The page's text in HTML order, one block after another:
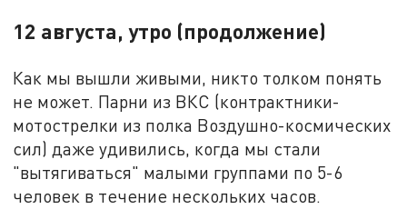
12 августа, утро (продолжение)
Как мы вышли живыми, никто толком понять
не может. Парни из ВКС (контрактники-
мотострелки из полка Воздушно-космических
сил) даже удивились, когда мы стали
"вытягиваться" малыми группами по 5-6
человек в течение нескольких часов.